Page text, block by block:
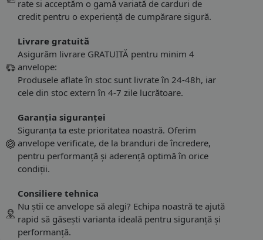
rate si acceptăm o gamă variată de carduri de
credit pentru o experiență de cumpărare sigură.
Livrare gratuită
Asigurăm livrare GRATUITĂ pentru minim 4
anvelope:
Produsele aflate în stoc sunt livrate în 24-48h, iar
cele din stoc extern în 4-7 zile lucrătoare.
Garanția siguranței
Siguranța ta este prioritatea noastră. Oferim
anvelope verificate, de la branduri de încredere,
pentru performanță și aderență optimă în orice
condiții.
Consiliere tehnica
Nu știi ce anvelope să alegi? Echipa noastră te ajută
rapid să găsești varianta ideală pentru siguranță și
performanță.